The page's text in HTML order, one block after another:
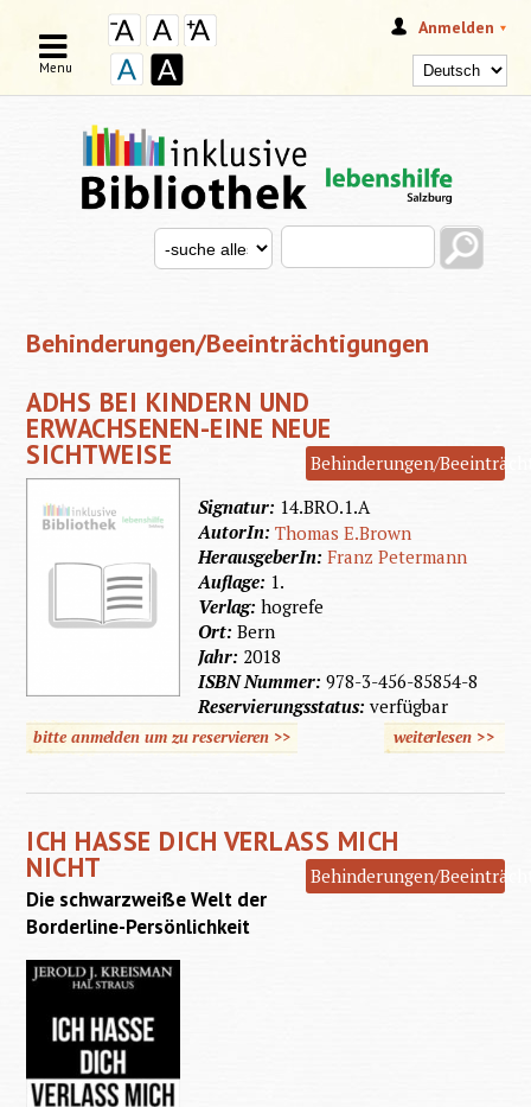
Anmelden
SUCHFORMULAR
Search this site
Search for
Menu
Behinderungen/Beeinträchtigungen
ADHS BEI KINDERN UND
ERWACHSENEN-EINE NEUE
SICHTWEISE
Behinderungen/
Signatur: 14.BRO.1.A
AutorIn:Thomas E.Brown
HerausgeberIn:Franz Petermann
Auflage: 1.
Verlag:hogrefe
Ort:Bern
Jahr: 2018
ISBN Nummer:978-3-456-85854-8
Reservierungsstatus:verfügbar
bitte anmelden um zu reservieren >> weiterlesen über
eine
>>
ICH HASSE DICH VERLASS MICH
NICHT Behinderungen/
Die schwarzweiße Welt der
Borderline-Persönlichkeit